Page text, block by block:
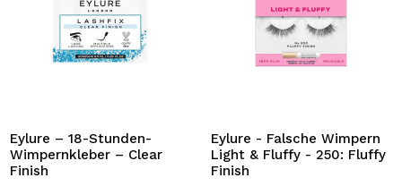
Eylure – 18-Stunden-
Wimpernkleber – Clear
Finish
Eylure - Falsche Wimpern
Light & Fluffy - 250: Fluffy
Finish